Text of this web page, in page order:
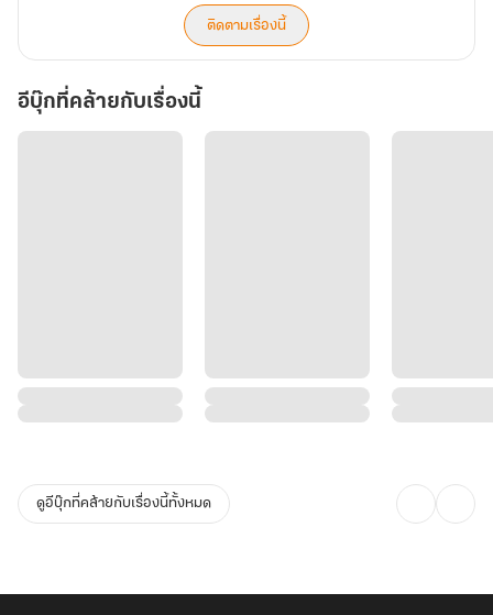
ติดตามเรื่องนี้
อีบุ๊กที่คล้ายกับเรื่องนี้
ดูอีบุ๊กที่คล้ายกับเรื่องนี้ทั้งหมด